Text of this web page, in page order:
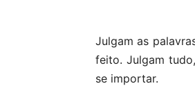
Julgam as
feito. Julgam
se importar.